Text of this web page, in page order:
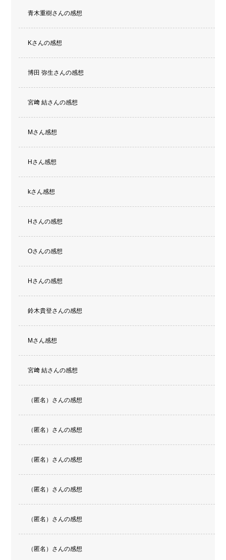
青木重樹さんの感想
Kさんの感想
博田 弥生さんの感想
宮﨑 結さんの感想
Mさん感想
Hさん感想
kさん感想
Hさんの感想
Oさんの感想
Hさんの感想
鈴木貴登さんの感想
Mさん感想
宮﨑 結さんの感想
（匿名）さんの感想
（匿名）さんの感想
（匿名）さんの感想
（匿名）さんの感想
（匿名）さんの感想
（匿名）さんの感想